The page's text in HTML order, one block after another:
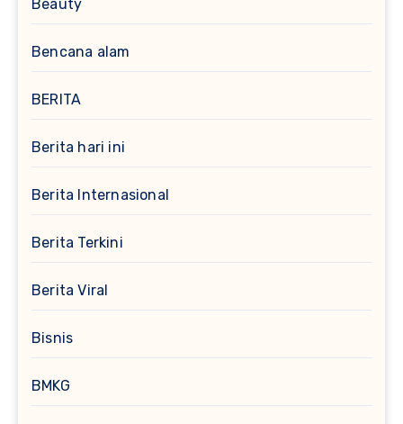
Beauty
Bencana alam
BERITA
Berita hari ini
Berita Internasional
Berita Terkini
Berita Viral
Bisnis
BMKG